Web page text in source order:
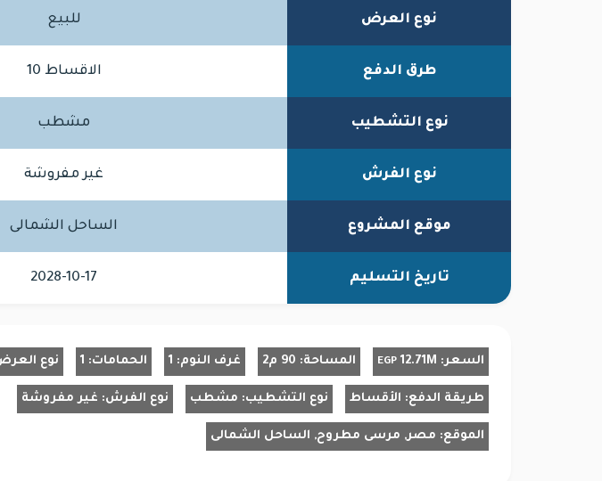
نوع العرض للبيع
طرق الدفع الاقساط 10
نوع التشطيب مشطب
نوع الفرش غير مفروشة
موقع المشروع الساحل الشمالى
تاريخ التسليم 2028-10-17
السعر: 12.71M
EGP المساحة: 90 م2 غرف النوم: 1 الحمامات: 1 نوع
طريقة الدفع: الأقساط نوع التشطيب: مشطب نوع الفرش: غير مفروشة
الموقع: مصر, مرسى مطروح, الساحل الشمالى